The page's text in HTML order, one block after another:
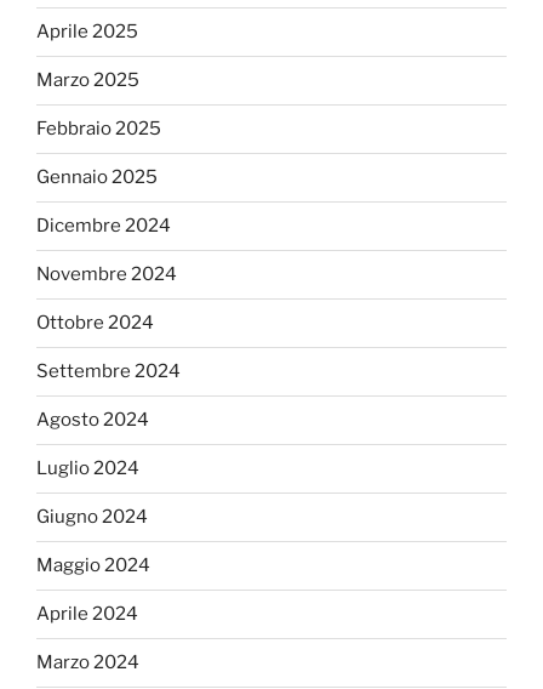
Aprile 2025
Marzo 2025
Febbraio 2025
Gennaio 2025
Dicembre 2024
Novembre 2024
Ottobre 2024
Settembre 2024
Agosto 2024
Luglio 2024
Giugno 2024
Maggio 2024
Aprile 2024
Marzo 2024